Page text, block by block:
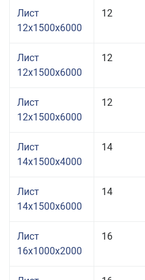
Лист
12x1500x6000
12
Лист
12x1500x6000
12
Лист
12x1500x6000
12
Лист
14x1500x4000
14
Лист
14x1500x6000
14
Лист
16x1000x2000
16